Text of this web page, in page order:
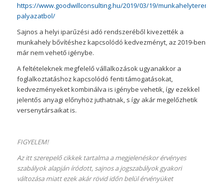
https://www.goodwillconsulting.hu/2019/03/19/munkahelyteremtes-
palyazatbol/
Sajnos a helyi iparűzési adó rendszeréből kivezették a
munkahely bővítéshez kapcsolódó kedvezményt, az 2019-ben
már nem vehető igénybe.
A feltételeknek megfelelő vállalkozások ugyanakkor a
foglalkoztatáshoz kapcsolódó fenti támogatásokat,
kedvezményeket kombinálva is igénybe vehetik, így ezekkel
jelentős anyagi előnyhöz juthatnak, s így akár megelőzhetik
versenytársaikat is.
FIGYELEM!
Az itt szerepelő cikkek tartalma a megjelenéskor érvényes
szabályok alapján íródott, sajnos a jogszabályok gyakori
változása miatt ezek akár rövid időn belül érvényüket